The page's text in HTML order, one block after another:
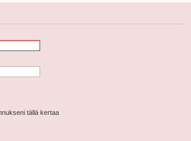
tsi
tällä kertaa